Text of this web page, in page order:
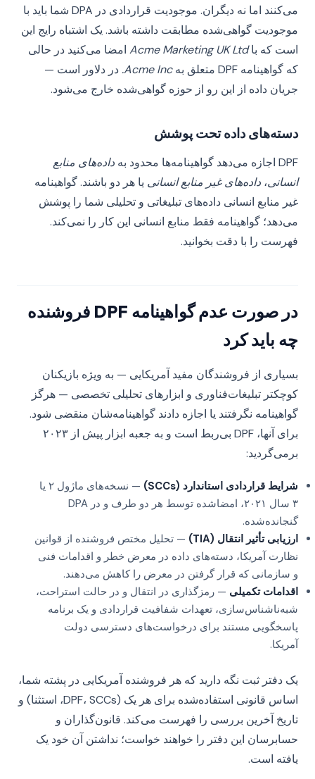
می‌کنند اما نه دیگران. موجودیت قراردادی در DPA شما باید با
موجودیت گواهی‌شده مطابقت داشته باشد. یک اشتباه رایج این
است که باAcme Marketing UK Ltd امضا می‌کنید در حالی
که گواهینامه DPF متعلق به
Acme Inc. در دلاور است —
جریان داده از این رو از حوزه گواهی‌شده خارج می‌شود.
دسته‌های داده تحت پوشش
DPF اجازه می‌دهد گواهینامه‌ها محدود به
داده‌های منابع
انسانی، داده‌های غیر منابع انسانی یا هر دو باشند. گواهینامه
غیر منابع انسانی داده‌های تبلیغاتی و تحلیلی شما را پوشش
می‌دهد؛ گواهینامه فقط منابع انسانی این کار را نمی‌کند.
فهرست را با دقت بخوانید.
در صورت عدم گواهینامه DPF فروشنده
چه باید کرد
بسیاری از فروشندگان مفید آمریکایی — به ویژه بازیکنان
کوچکتر تبلیغات‌فناوری و ابزارهای تحلیلی تخصصی — هرگز
گواهینامه نگرفتند یا اجازه دادند گواهینامه‌شان منقضی شود.
برای آنها، DPF بی‌ربط است و به جعبه ابزار پیش از ۲۰۲۳
برمی‌گردید:
شرایط قراردادی استاندارد (SCCs)
— نسخه‌های ماژول ۲ یا
۳ سال ۲۰۲۱، امضاشده توسط هر دو طرف و در DPA
گنجانده‌شده.
ارزیابی تأثیر انتقال (TIA)
— تحلیل مختص فروشنده از قوانین
نظارت آمریکا، دسته‌های داده در معرض خطر و اقدامات فنی
و سازمانی که قرار گرفتن در معرض را کاهش می‌دهند.
اقدامات تکمیلی — رمزگذاری در انتقال و در حالت استراحت،
شبه‌ناشناس‌سازی، تعهدات شفافیت قراردادی و یک برنامه
پاسخگویی مستند برای درخواست‌های دسترسی دولت
آمریکا.
یک دفتر ثبت نگه دارید که هر فروشنده آمریکایی در پشته شما،
اساس قانونی استفاده‌شده برای هر یک (DPF، SCCs، استثنا) و
تاریخ آخرین بررسی را فهرست می‌کند. قانون‌گذاران و
حسابرسان این دفتر را خواهند خواست؛ نداشتن آن خود یک
یافته است.